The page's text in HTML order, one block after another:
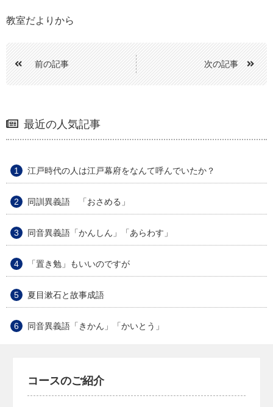
教室だよりから
前の記事 次の記事
最近の人気記事
江戸時代の人は江戸幕府をなんて呼んでいたか？
同訓異義語 「おさめる」
同音異義語「かんしん」「あらわす」
「置き勉」もいいのですが
夏目漱石と故事成語
同音異義語「きかん」「かいとう」
コースのご紹介